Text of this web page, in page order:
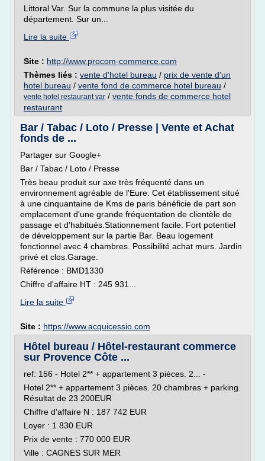
Littoral Var. Sur la commune la plus visitée du
département. Sur un...
Lire la suite
Site : http://www.procom-commerce.com
Thèmes liés : vente d'hotel bureau / prix de vente d'un
hotel bureau / vente fond de commerce hotel bureau /
vente hotel restaurant var / vente fonds de commerce hotel
restaurant
Bar / Tabac / Loto / Presse | Vente et Achat
fonds de ...
Partager sur Google+
Bar / Tabac / Loto / Presse
Très beau produit sur axe très fréquenté dans un
environnement agréable de l'Eure. Cet établissement situé
à une cinquantaine de Kms de paris bénéficie de part son
emplacement d'une grande fréquentation de clientèle de
passage et d'habitués.Stationnement facile. Fort potentiel
de développement sur la partie Bar. Beau logement
fonctionnel avec 4 chambres. Possibilité achat murs. Jardin
privé et clos.Garage.
Référence : BMD1330
Chiffre d'affaire HT : 245 931...
Lire la suite
Site : https://www.acquicessio.com
Hôtel bureau / Hôtel-restaurant commerce
sur Provence Côte ...
ref: 156 - Hotel 2** + appartement 3 pièces. 2... -
Hotel 2** + appartement 3 pièces. 20 chambres + parking.
Résultat de 23 200EUR
Chiffre d'affaire N : 187 742 EUR
Loyer : 1 830 EUR
Prix de vente : 770 000 EUR
Ville : CAGNES SUR MER